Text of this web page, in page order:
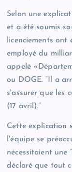
Selon une
et a été soumis
licenciements ont
employé du
appelé
ou DOGE. “Il a
s'assurer que les
(17 avril).”
Cette explication
l'équipe se
nécessitaient une
déclaré que tout